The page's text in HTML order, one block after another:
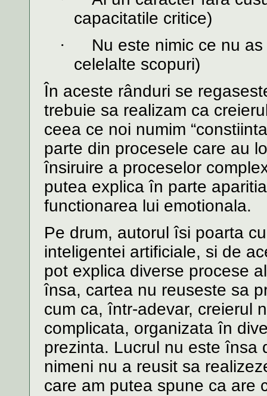
capacitatile critice)
·
Nu este nimic ce nu
celelalte scopuri)
În aceste rânduri se
trebuie sa realizam ca
ceea ce noi numim
parte din procesele care au
însiruire a proceselor
putea explica în parte
functionarea lui emotionala.
Pe drum, autorul îsi poarta
inteligentei artificiale, si de
pot explica diverse procese
însa, cartea nu reuseste sa
cum ca, într-adevar, creierul
complicata, organizata în
prezinta. Lucrul nu este însa
nimeni nu a reusit sa
care am putea spune ca are